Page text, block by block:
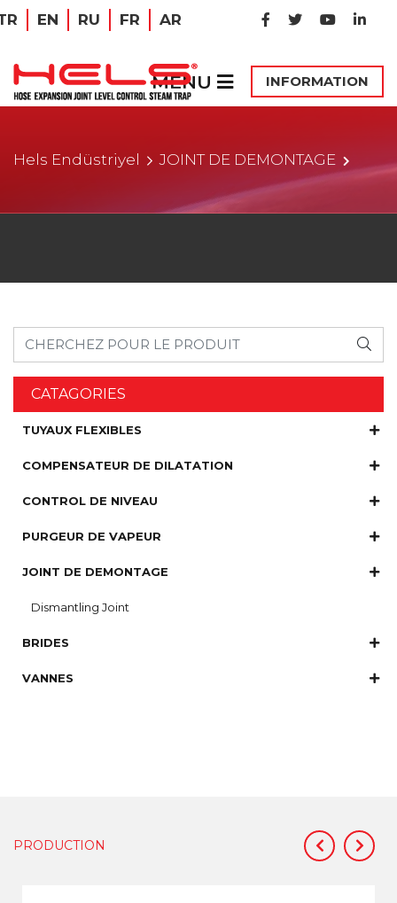
EN RU FR AR
MENU INFORMATION
Hels Endüstriyel JOINT DE DEMONTAGE
CATAGORIES
TUYAUX FLEXIBLES
COMPENSATEUR DE DILATATION
CONTROL DE NIVEAU
PURGEUR DE VAPEUR
JOINT DE DEMONTAGE
Dismantling Joint
BRIDES
VANNES
PRODUCTION